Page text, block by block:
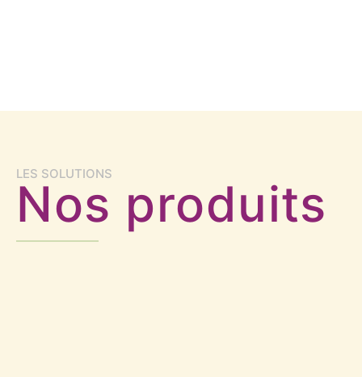
LES SOLUTIONS
Nos produits